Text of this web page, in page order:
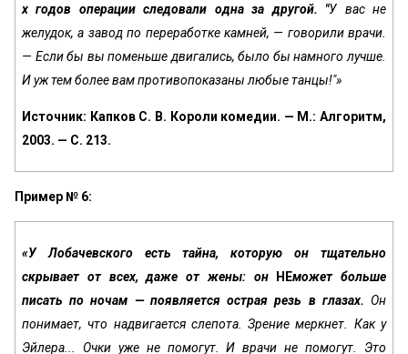
х годов операции следовали одна за другой. "‎У вас не
желудок, а завод по переработке камней, — говорили врачи.
— Если бы вы поменьше двигались, было бы намного лучше.
И уж тем более вам противопоказаны любые танцы!"»
Источник: Капков С. В. Короли комедии. — М.: Алгоритм,
2003. — С. 213.
Пример № 6:
«У Лобачевского есть тайна, которую он тщательно
скрывает от всех, даже от жены: он НЕможет больше
писать по ночам — появляется острая резь в глазах. Он
понимает, что надвигается слепота. Зрение мерк­нет. Как у
Эйлера... Очки уже не помогут. И врачи не помогут. Это